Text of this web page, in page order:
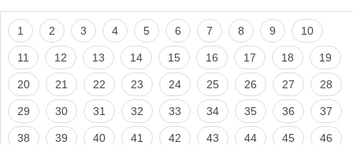
1 2 3 4 5 6 7 8 9 10
11 12 13 14 15 16 17 18 19
20 21 22 23 24 25 26 27 28
29 30 31 32 33 34 35 36 37
38 39 40 41 42 43 44 45 46